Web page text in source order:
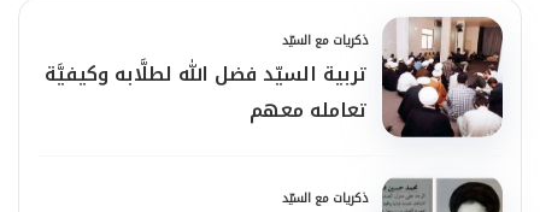
ذكريات مع السيّد
تربية السيّد فضل الله لطلَّابه وكيفيَّة
تعامله معهم
ذكريات مع السيّد